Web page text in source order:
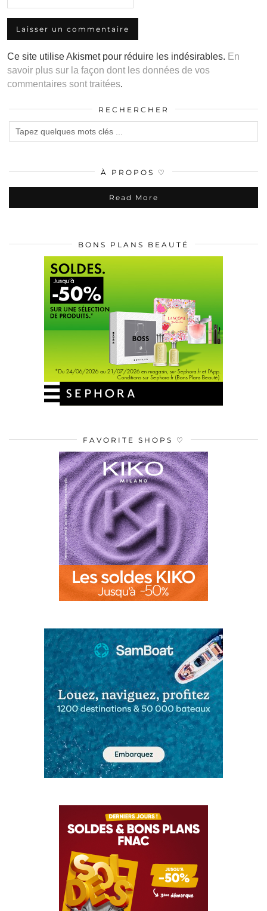
Ce site utilise Akismet pour réduire les indésirables. En
savoir plus sur la façon dont les données de vos
commentaires sont traitées.
RECHERCHER
À PROPOS ♡
Read More
BONS PLANS BEAUTÉ
FAVORITE SHOPS ♡